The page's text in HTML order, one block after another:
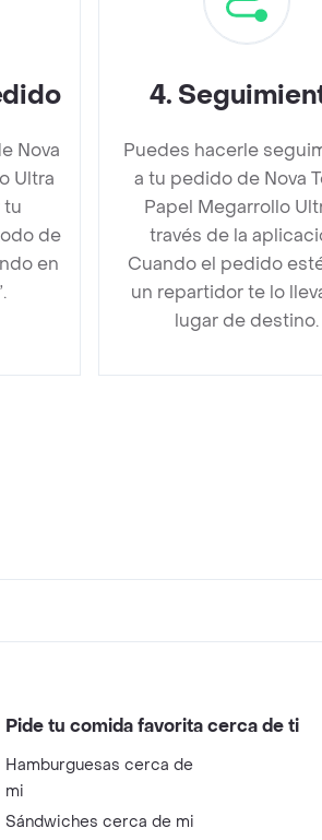
Nova
Ultra
tu
de
en
4.
Puedes hacerle
a tu pedido de Nova
Papel Megarrollo
través de la
Cuando el pedido
un repartidor te lo
lugar de destino.
Pide tu comida favorita cerca de ti
Hamburguesas cerca de
mi
Sándwiches cerca de mi